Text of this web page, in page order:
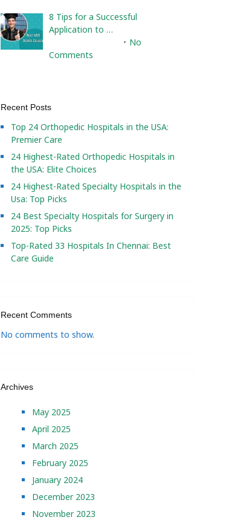
8 Tips for a Successful
Application to …
No
Comments
Recent Posts
Top 24 Orthopedic Hospitals in the USA:
Premier Care
24 Highest-Rated Orthopedic Hospitals in
the USA: Elite Choices
24 Highest-Rated Specialty Hospitals in the
Usa: Top Picks
24 Best Specialty Hospitals for Surgery in
2025: Top Picks
Top-Rated 33 Hospitals In Chennai: Best
Care Guide
Recent Comments
No comments to show.
Archives
May 2025
April 2025
March 2025
February 2025
January 2024
December 2023
November 2023